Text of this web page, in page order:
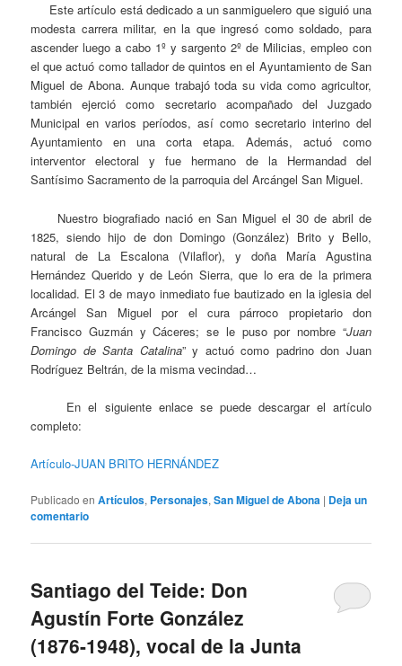
Este artículo está dedicado a un sanmiguelero que siguió una
modesta carrera militar, en la que ingresó como soldado, para
ascender luego a cabo 1º y sargento 2º de Milicias, empleo con
el que actuó como tallador de quintos en el Ayuntamiento de San
Miguel de Abona. Aunque trabajó toda su vida como agricultor,
también ejerció como secretario acompañado del Juzgado
Municipal en varios períodos, así como secretario interino del
Ayuntamiento en una corta etapa. Además, actuó como
interventor electoral y fue hermano de la Hermandad del
Santísimo Sacramento de la parroquia del Arcángel San Miguel.
Nuestro biografiado nació en San Miguel el 30 de abril de
1825, siendo hijo de don Domingo (González) Brito y Bello,
natural de La Escalona (Vilaflor), y doña María Agustina
Hernández Querido y de León Sierra, que lo era de la primera
localidad. El 3 de mayo inmediato fue bautizado en la iglesia del
Arcángel San Miguel por el cura párroco propietario don
Francisco Guzmán y Cáceres; se le puso por nombre “Juan
Domingo de Santa Catalina” y actuó como padrino don Juan
Rodríguez Beltrán, de la misma vecindad…
En el siguiente enlace se puede descargar el artículo
completo:
Artículo-JUAN BRITO HERNÁNDEZ
Publicado en Artículos, Personajes,San Miguel de Abona | Deja un
comentario
Santiago del Teide: Don
Agustín Forte González
(1876-1948), vocal de la Junta